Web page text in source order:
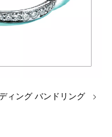
ィング バンドリング